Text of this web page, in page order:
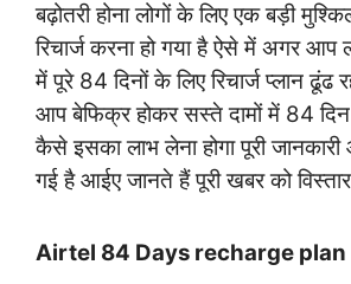
बढ़ोतरी होना लोगों के लिए एक बड़ी
रिचार्ज करना हो गया है ऐसे में अगर आप
में पूरे 84 दिनों के लिए रिचार्ज प्लान ढूंढ
आप बेफिक्र होकर सस्ते दामों में 84
कैसे इसका लाभ लेना होगा पूरी
गई है आईए जानते हैं पूरी खबर को
Airtel 84 Days recharge plan